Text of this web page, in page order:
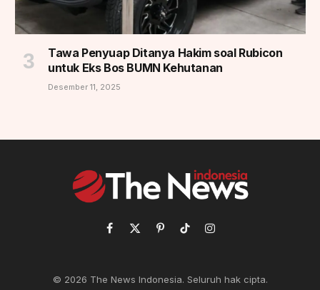
Tawa Penyuap Ditanya Hakim soal Rubicon
untuk Eks Bos BUMN Kehutanan
Desember 11, 2025
Facebook
X
PinterestTikTokInstagram
© 2026 The News Indonesia. Seluruh hak cipta.